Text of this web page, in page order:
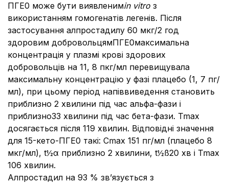
ПГЕ0 може бути виявленимin vitro з
використанням гомогенатів легенів. Після
застосування алпростадилу 60 мкг/2 год
здоровим добровольцямПГЕ0максимальна
концентрація у плазмі крові здорових
добровольців на 11, 8 пкг/мл перевищувала
максимальну концентрацію у фазі плацебо (1, 7 пг/
мл), при цьому період напіввиведення становить
приблизно 2 хвилини під час альфа-фази і
приблизно33 хвилини під час бета-фази. Tmax
досягається після 119 хвилин. Відповідні значення
для 15-кето-ПГЕ0 такі: Cmax 151 пг/мл (плацебо 8
мкг/мл), t½α приблизно 2 хвилини, t½ß20 хв і Tmax
106 хвилин.
Алпростадил на 93 % зв’язується з